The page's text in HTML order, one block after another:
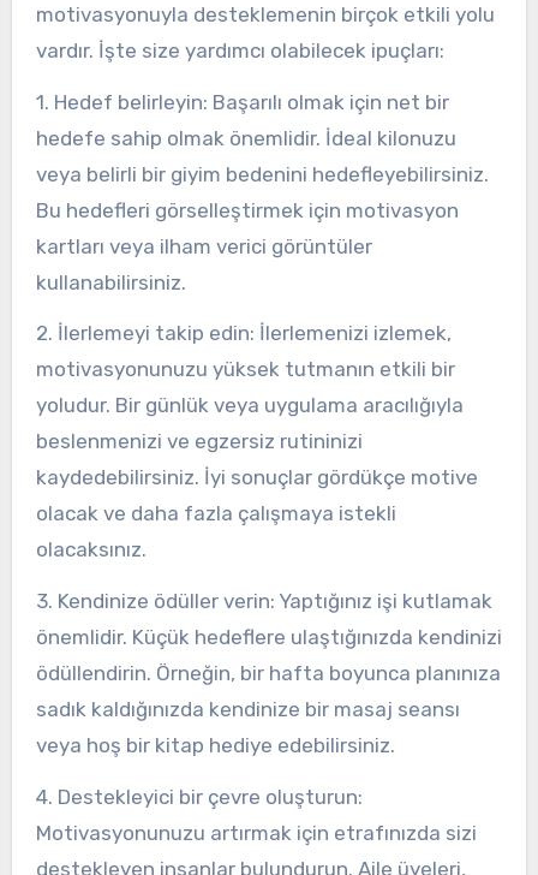
motivasyonuyla desteklemenin birçok etkili yolu
vardır. İşte size yardımcı olabilecek ipuçları:
1. Hedef belirleyin: Başarılı olmak için net bir
hedefe sahip olmak önemlidir. İdeal kilonuzu
veya belirli bir giyim bedenini hedefleyebilirsiniz.
Bu hedefleri görselleştirmek için motivasyon
kartları veya ilham verici görüntüler
kullanabilirsiniz.
2. İlerlemeyi takip edin: İlerlemenizi izlemek,
motivasyonunuzu yüksek tutmanın etkili bir
yoludur. Bir günlük veya uygulama aracılığıyla
beslenmenizi ve egzersiz rutininizi
kaydedebilirsiniz. İyi sonuçlar gördükçe motive
olacak ve daha fazla çalışmaya istekli
olacaksınız.
3. Kendinize ödüller verin: Yaptığınız işi kutlamak
önemlidir. Küçük hedeflere ulaştığınızda kendinizi
ödüllendirin. Örneğin, bir hafta boyunca planınıza
sadık kaldığınızda kendinize bir masaj seansı
veya hoş bir kitap hediye edebilirsiniz.
4. Destekleyici bir çevre oluşturun:
Motivasyonunuzu artırmak için etrafınızda sizi
destekleyen insanlar bulundurun. Aile üyeleri,